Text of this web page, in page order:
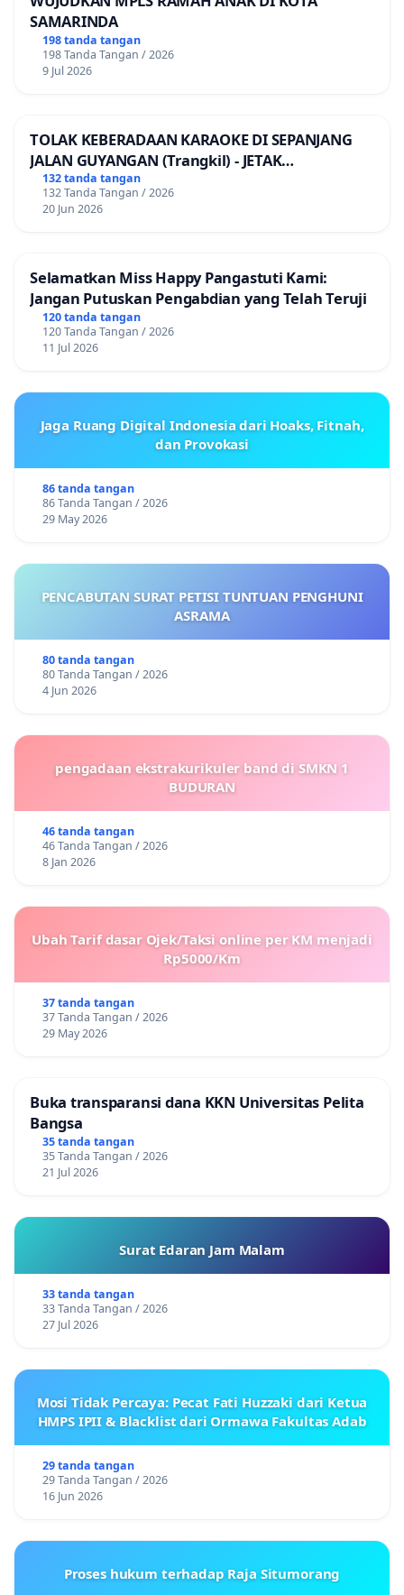
SAMARINDA
198 tanda tangan
198 Tanda Tangan / 2026
9 Jul 2026
TOLAK KEBERADAAN KARAOKE DI SEPANJANG
JALAN GUYANGAN (Trangkil) - JETAK
(Wedarijaksa) Kab. PATI
132 tanda tangan
132 Tanda Tangan / 2026
20 Jun 2026
Selamatkan Miss Happy Pangastuti Kami:
Jangan Putuskan Pengabdian yang Telah Teruji
120 tanda tangan
120 Tanda Tangan / 2026
11 Jul 2026
Jaga Ruang Digital Indonesia dari Hoaks, Fitnah,
dan Provokasi
86 tanda tangan
86 Tanda Tangan / 2026
29 May 2026
PENCABUTAN SURAT PETISI TUNTUAN PENGHUNI
ASRAMA
80 tanda tangan
80 Tanda Tangan / 2026
4 Jun 2026
pengadaan ekstrakurikuler band di SMKN 1
BUDURAN
46 tanda tangan
46 Tanda Tangan / 2026
8 Jan 2026
Ubah Tarif dasar Ojek/Taksi online per KM menjadi
Rp5000/Km
37 tanda tangan
37 Tanda Tangan / 2026
29 May 2026
Buka transparansi dana KKN Universitas Pelita
Bangsa
35 tanda tangan
35 Tanda Tangan / 2026
21 Jul 2026
Surat Edaran Jam Malam
33 tanda tangan
33 Tanda Tangan / 2026
27 Jul 2026
Mosi Tidak Percaya: Pecat Fati Huzzaki dari Ketua
HMPS IPII & Blacklist dari Ormawa Fakultas Adab
29 tanda tangan
29 Tanda Tangan / 2026
16 Jun 2026
Proses hukum terhadap Raja Situmorang